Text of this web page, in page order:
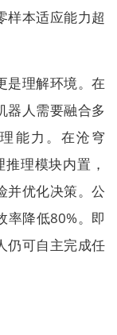
样本适应能力超
是理解环境。在
器人需要融合多
能力。在沧穹
理模块内置，
并优化决策。公
率降低80%。即
仍可自主完成任